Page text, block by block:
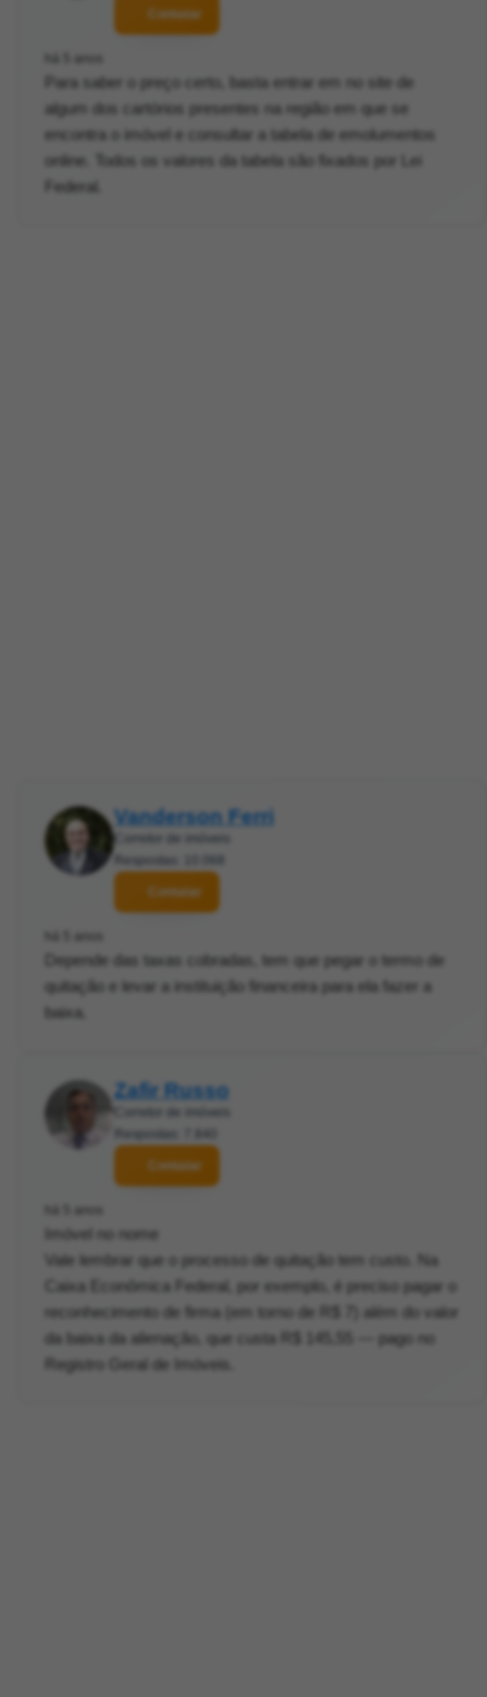
Contatar
Para saber o preço certo, basta entrar em no site de
algum dos cartórios presentes na região em que se
encontra o imóvel e consultar a tabela de emolumentos
online. Todos os valores da tabela são fixados por Lei
Federal.
Vanderson Ferri
Contatar
Depende das taxas cobradas, tem que pegar o termo de
quitação e levar a instituição financeira para ela fazer a
baixa.
Zafir Russo
Contatar
Imóvel no nome
Vale lembrar que o processo de quitação tem custo. Na
Caixa Econômica Federal, por exemplo, é preciso pagar o
reconhecimento de firma (em torno de R$ 7) além do valor
da baixa da alienação, que custa R$ 145,55 — pago no
Registro Geral de Imóveis.